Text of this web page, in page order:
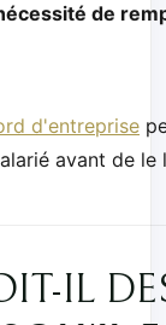
de
d'entreprise
avant de le
IL